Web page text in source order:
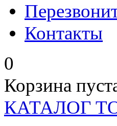
Контакты
0
Корзина
КАТАЛОГ